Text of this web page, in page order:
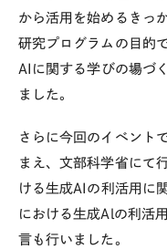
から活用を始めるきっ
研究プログラムの目的
AIに関する学びの場づ
ました。
さらに今回のイベント
まえ、文部科学省にて
ける生成AIの利活用に
における生成Alの利活
言も行いました。